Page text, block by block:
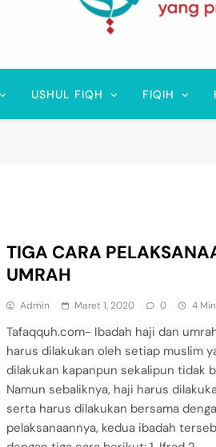
USHUL FIQH FIQIH
TIGA CARA
UMRAH
Admin Maret 1, 2020 0 4
Tafaqquh.com- Ibadah haji dan
harus dilakukan oleh setiap muslim
dilakukan kapanpun sekalipun tidak
Namun sebaliknya, haji harus
serta harus dilakukan bersama
pelaksanaannya, kedua ibadah